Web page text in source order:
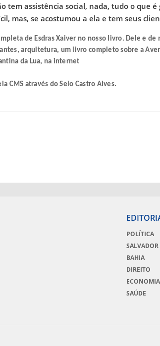
tem assistência social, nada, tudo o que
mas, se acostumou a ela e tem seus
de Esdras Xaiver no nosso livro. Dele e
arquitetura, um livro completo sobre a
da Lua, na internet
CMS através do Selo Castro Alves.
POLÍTICA
SALVADOR
BAHIA
DIREITO
ECONOMIA
SAÚDE